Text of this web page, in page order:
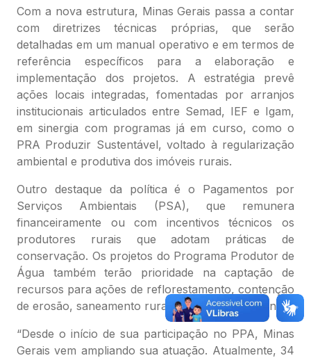
Com a nova estrutura, Minas Gerais passa a contar
com diretrizes técnicas próprias, que serão
detalhadas em um manual operativo e em termos de
referência específicos para a elaboração e
implementação dos projetos. A estratégia prevê
ações locais integradas, fomentadas por arranjos
institucionais articulados entre Semad, IEF e Igam,
em sinergia com programas já em curso, como o
PRA Produzir Sustentável, voltado à regularização
ambiental e produtiva dos imóveis rurais.
Outro destaque da política é o Pagamentos por
Serviços Ambientais (PSA), que remunera
financeiramente ou com incentivos técnicos os
produtores rurais que adotam práticas de
conservação. Os projetos do Programa Produtor de
Água também terão prioridade na captação de
recursos para ações de reflorestamento, contenção
de erosão, saneamento rural e educação ambiental.
“Desde o início de sua participação no PPA, Minas
Gerais vem ampliando sua atuação. Atualmente, 34